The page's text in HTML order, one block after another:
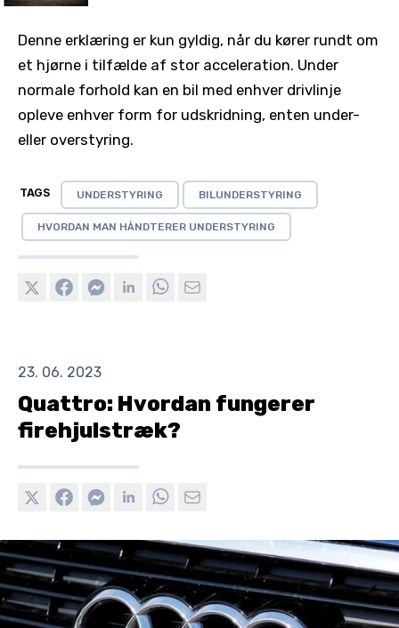
Denne erklæring er kun gyldig, når du kører rundt om
et hjørne i tilfælde af stor acceleration. Under
normale forhold kan en bil med enhver drivlinje
opleve enhver form for udskridning, enten under-
eller overstyring.
TAGS UNDERSTYRING BILUNDERSTYRING
HVORDAN MAN HÅNDTERER UNDERSTYRING
23. 06. 2023
Quattro: Hvordan fungerer
firehjulstræk?